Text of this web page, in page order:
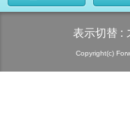
表示切替 :
Copyright(c)